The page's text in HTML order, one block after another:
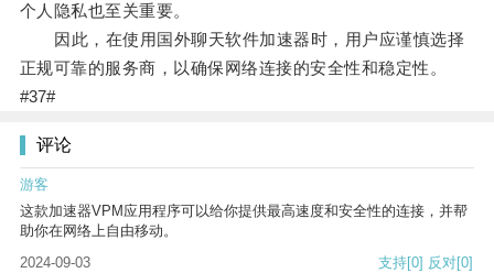
个人隐私也至关重要。
因此，在使用国外聊天软件加速器时，用户应谨慎选择
正规可靠的服务商，以确保网络连接的安全性和稳定性。
#37#
评论
游客
这款加速器VPM应用程序可以给你提供最高速度和安全性的连接，并帮
助你在网络上自由移动。
2024-09-03
支持[0] 反对[0]